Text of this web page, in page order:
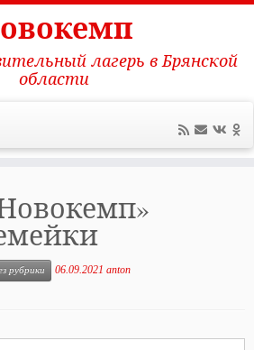
лагерь в Брянской
области
рубрики 06.09.2021 anton